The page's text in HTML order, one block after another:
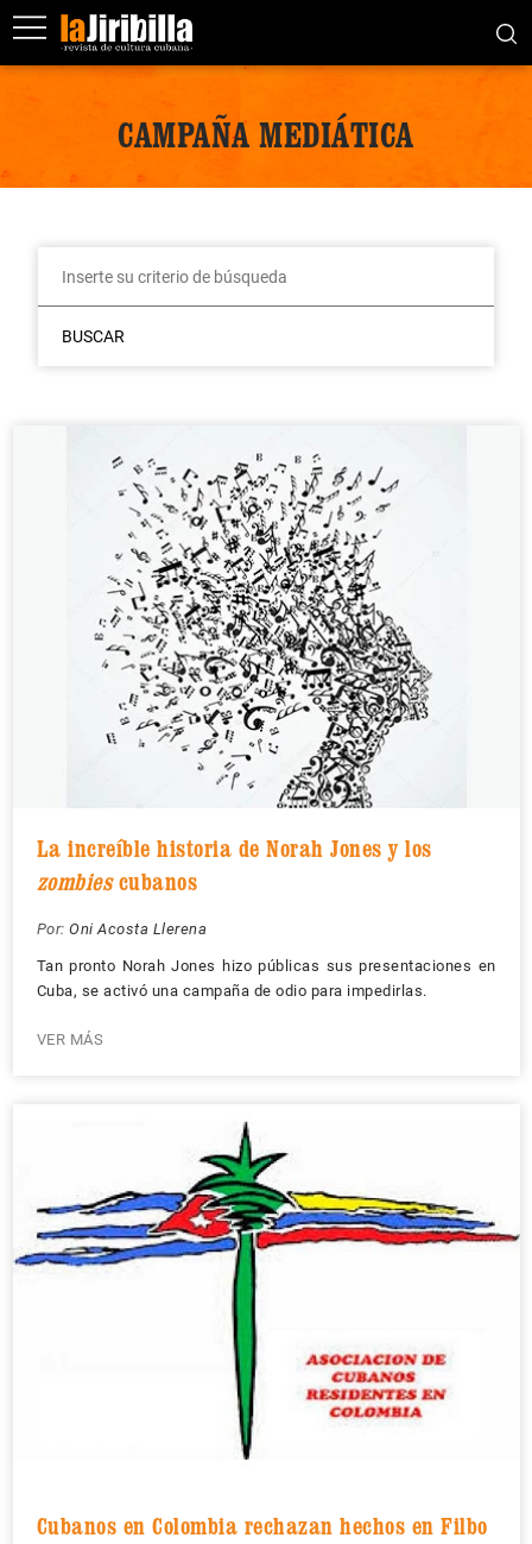
CAMPAÑA MEDIÁTICA
BUSCAR
La increíble historia de Norah Jones y los
zombiescubanos
Por: Oni Acosta Llerena
Tan pronto Norah Jones hizo públicas sus presentaciones en
Cuba, se activó una campaña de odio para impedirlas.
VER MÁS
Cubanos en Colombia rechazan hechos en Filbo